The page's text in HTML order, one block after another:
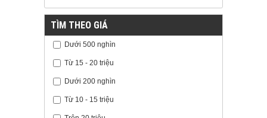
TÌM THEO GIÁ
Dưới 500 nghìn
Từ 15 - 20 triệu
Dưới 200 nghìn
Từ 10 - 15 triệu